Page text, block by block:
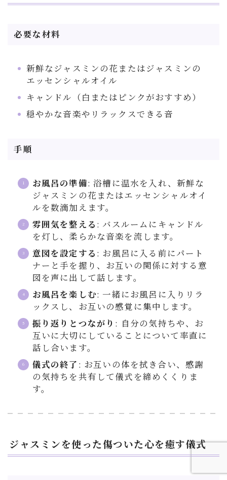
必要な材料
新鮮なジャスミンの花またはジャスミンの
エッセンシャルオイル
キャンドル（白またはピンクがおすすめ）
穏やかな音楽やリラックスできる音
手順
お風呂の準備: 浴槽に温水を入れ、新鮮な
ジャスミンの花またはエッセンシャルオイ
ルを数滴加えます。
雰囲気を整える : バスルームにキャンドル
を灯し、柔らかな音楽を流します。
意図を設定する : お風呂に入る前にパート
ナーと手を握り、お互いの関係に対する意
図を声に出して話します。
お風呂を楽しむ: 一緒にお風呂に入りリラ
ックスし、お互いの感覚に集中します。
振り返りとつながり : 自分の気持ちや、お
互いに大切にしていることについて率直に
話し合います。
儀式の終了 : お互いの体を拭き合い、感謝
の気持ちを共有して儀式を締めくくりま
す。
ジャスミンを使った傷ついた心を癒す儀式